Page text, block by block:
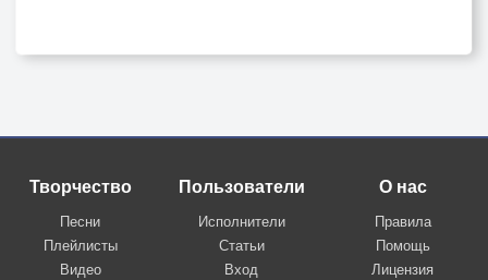
Творчество
Песни
Плейлисты
Видео
Пользователи
Исполнители
Статьи
Вход
О нас
Правила
Помощь
Лицензия